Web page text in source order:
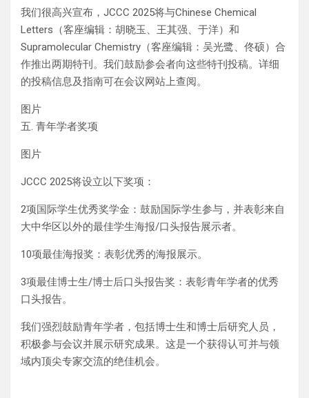
我们很高兴宣布，JCCC 2025将与Chinese Chemical
Letters（客座编辑：胡晓玉、王其强、于洋）和
Supramolecular Chemistry（客座编辑：吴光鹭、佟硕）合
作推出两期特刊。我们鼓励参会者向这些特刊投稿。详细
的投稿信息及指南可在会议网站上查阅。
图片
五. 青年学者奖项
图片
JCCC 2025将设立以下奖项：
2项国际学生优秀奖学金：鼓励国际学生参与，并表彰来自
大中华区以外的最佳学生海报/口头报告展示者。
10项最佳海报奖：表彰优秀的海报展示。
3项最佳博士生/博士后口头报告奖：表彰青年学者的优秀
口头报告。
我们强烈鼓励青年学者，包括博士生和博士后研究人员，
积极参与会议并展示研究成果。这是一个获得认可并与领
域内顶尖专家交流的绝佳机会。